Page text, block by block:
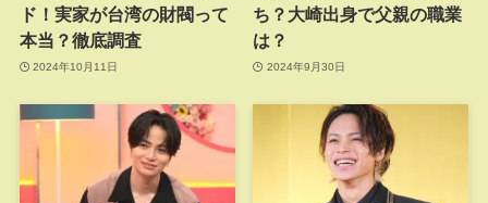
ド！実家が台湾の財閥って
本当？徹底調査
2024年10月11日
ち？大崎出身で父親の職業
は？
2024年9月30日